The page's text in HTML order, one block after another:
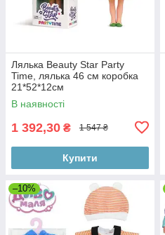
Лялька Beauty Star Party
Time, лялька 46 см коробка
21*52*12см
В наявності
1 392,30 ₴ 1 547 ₴
Купити
–10%